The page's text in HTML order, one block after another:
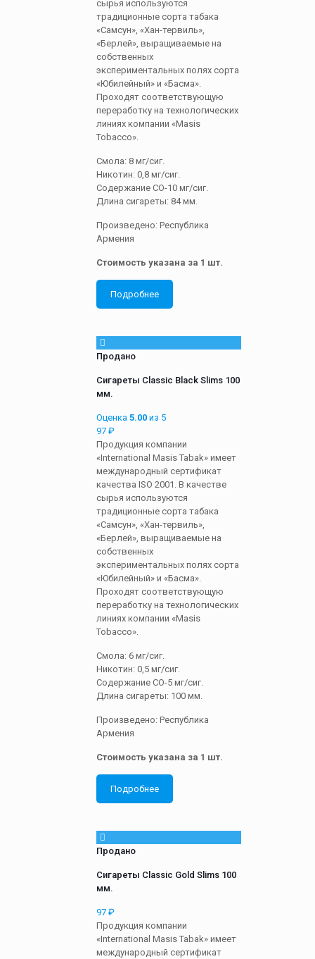
сырья используются
традиционные сорта табака
«Самсун», «Хан-тервиль»,
«Берлей», выращиваемые на
собственных
экспериментальных полях сорта
«Юбилейный» и «Басма».
Проходят соответствующую
переработку на технологических
линиях компании «Masis
Tobacco».
Смола: 8 мг/сиг.
Никотин: 0,8 мг/сиг.
Содержание СО-10 мг/сиг.
Длина сигареты: 84 мм.
Произведено: Республика
Армения
Стоимость указана за 1 шт.
Подробнее
Продано
Сигареты Classic Black Slims 100
мм.
Оценка 5.00 из 5
97 ₽
Продукция компании
«International Masis Tabak» имеет
международный сертификат
качества ISO 2001. В качестве
сырья используются
традиционные сорта табака
«Самсун», «Хан-тервиль»,
«Берлей», выращиваемые на
собственных
экспериментальных полях сорта
«Юбилейный» и «Басма».
Проходят соответствующую
переработку на технологических
линиях компании «Masis
Tobacco».
Смола: 6 мг/сиг.
Никотин: 0,5 мг/сиг.
Содержание СО-5 мг/сиг.
Длина сигареты: 100 мм.
Произведено: Республика
Армения
Стоимость указана за 1 шт.
Подробнее
Продано
Сигареты Classic Gold Slims 100
мм.
97 ₽
Продукция компании
«International Masis Tabak» имеет
международный сертификат